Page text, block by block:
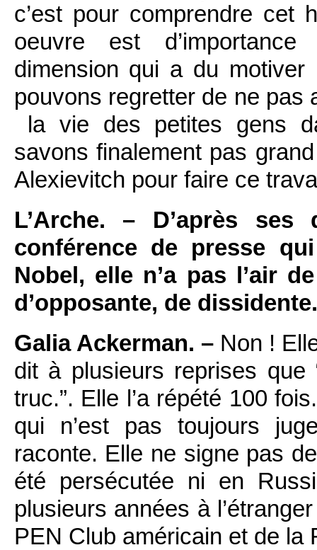
c’est pour comprendre
oeuvre est
dimension qui a du motiver
pouvons regretter de ne pas
la vie des petites gens
savons finalement pas
Alexievitch pour faire ce
L’Arche. – D’après
conférence de presse
Nobel, elle n’a pas l’air
d’opposante, de
Galia Ackerman. –Non !
dit à plusieurs reprises que
truc.”. Elle l’a répété 100
qui n’est pas toujours
raconte. Elle ne signe pas
été persécutée ni en
plusieurs années à
PEN Club américain et de la